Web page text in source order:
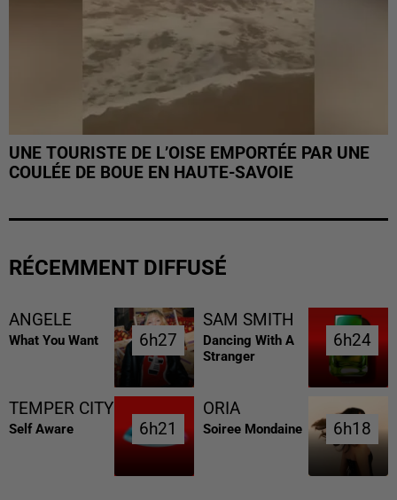
UNE TOURISTE DE L’OISE EMPORTÉE PAR UNE
COULÉE DE BOUE EN HAUTE-SAVOIE
RÉCEMMENT DIFFUSÉ
ANGELE
What You Want 6h27
6h27
SAM SMITH
Dancing With A
Stranger
6h24
6h24
TEMPER CITY
Self Aware 6h21
6h21
ORIA
Soiree Mondaine 6h18
6h18